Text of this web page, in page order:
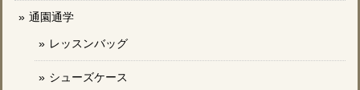
通園通学
レッスンバッグ
シューズケース